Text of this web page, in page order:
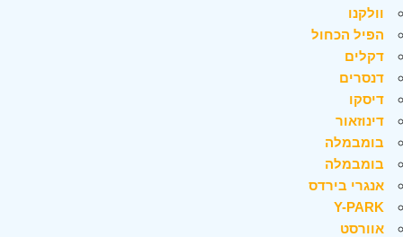
וולקנו
הפיל הכחול
דקלים
דנסרים
דיסקו
דינוזאור
בומבמלה
בומבמלה
אנגרי בירדס
Y-PARK
אוורסט